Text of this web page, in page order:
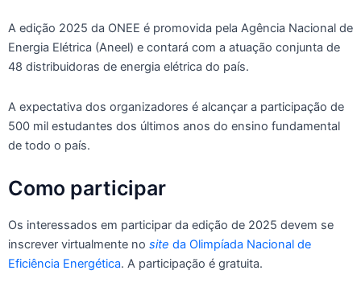
A edição 2025 da ONEE é promovida pela Agência Nacional de
Energia Elétrica (Aneel) e contará com a atuação conjunta de
48 distribuidoras de energia elétrica do país.
A expectativa dos organizadores é alcançar a participação de
500 mil estudantes dos últimos anos do ensino fundamental
de todo o país.
Como participar
Os interessados em participar da edição de 2025 devem se
inscrever virtualmente no site da Olimpíada Nacional de
Eficiência Energética. A participação é gratuita.